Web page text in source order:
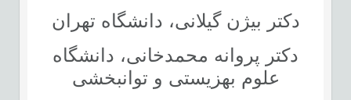
دکتر بیژن گیلانی، دانشگاه تهران
دکتر پروانه محمدخانی، دانشگاه
علوم بهزیستی و توانبخشی